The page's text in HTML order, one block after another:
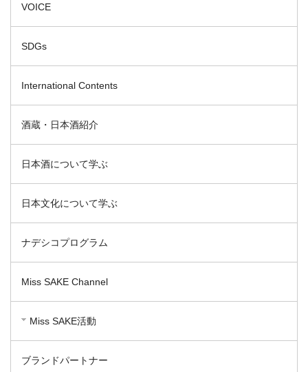
VOICE
SDGs
International Contents
酒蔵・日本酒紹介
日本酒について学ぶ
日本文化について学ぶ
ナデシコプログラム
Miss SAKE Channel
Miss SAKE活動
ブランドパートナー